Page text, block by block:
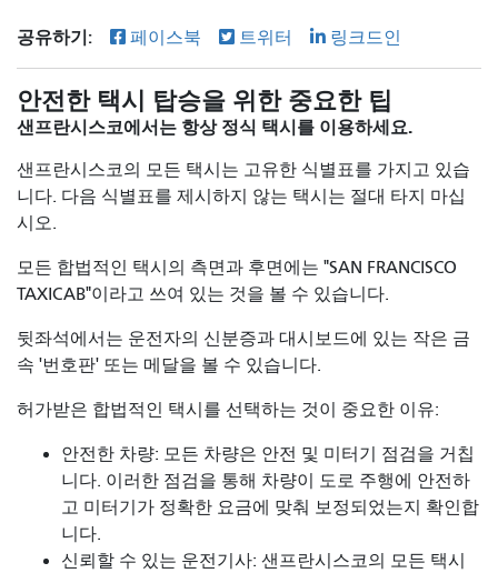
공유하기: 페이스북 트위터 링크드인
안전한 택시 탑승을 위한 중요한 팁
샌프란시스코에서는 항상 정식 택시를 이용하세요.
샌프란시스코의 모든 택시는 고유한 식별표를 가지고 있습
니다. 다음 식별표를 제시하지 않는 택시는 절대 타지 마십
시오.
모든 합법적인 택시의 측면과 후면에는 "SAN FRANCISCO
TAXICAB"이라고 쓰여 있는 것을 볼 수 있습니다.
뒷좌석에서는 운전자의 신분증과 대시보드에 있는 작은 금
속 '번호판' 또는 메달을 볼 수 있습니다.
허가받은 합법적인 택시를 선택하는 것이 중요한 이유:
안전한 차량: 모든 차량은 안전 및 미터기 점검을 거칩
니다. 이러한 점검을 통해 차량이 도로 주행에 안전하
고 미터기가 정확한 요금에 맞춰 보정되었는지 확인합
니다.
신뢰할 수 있는 운전기사: 샌프란시스코의 모든 택시